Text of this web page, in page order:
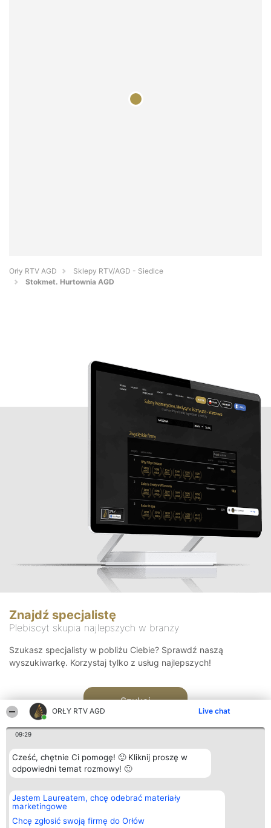
ORŁY RTV AGD Live chat
09:29
Cześć, chętnie Ci pomogę! 🙂 Kliknij proszę w
odpowiedni temat rozmowy! 🙂
Jestem Laureatem, chcę odebrać materiały
marketingowe
Chcę zgłosić swoją firmę do Orłów
Orły RTV AGD
Sklepy RTV/AGD - Siedlce
Stokmet. Hurtownia AGD
Znajdź specjalistę
Plebiscyt skupia najlepszych w branży
Szukasz specjalisty w pobliżu Ciebie? Sprawdź naszą
wyszukiwarkę. Korzystaj tylko z usług najlepszych!
Szukaj
Organizator plebiscytu
Bright Side Solutions sp. z o.
o. sp. k.
ul. Ruska 22
Wrocław 50-079
Plebiscyt
Laureaci
wszystkich
Laureatów
Kontakt
Kontakt